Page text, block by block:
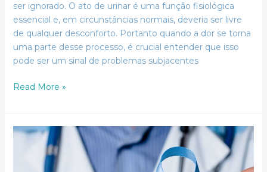
ser ignorado. O ato de urinar é uma função fisiológica
essencial e, em circunstâncias normais, deveria ser livre
de qualquer desconforto. Portanto quando a dor se torna
uma parte desse processo, é crucial entender que isso
pode ser um sinal de problemas subjacentes
Read More »
Câncer
Próstata:
Compreendendo,
Prevenindo